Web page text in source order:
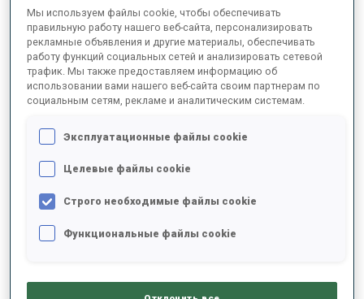
Sjusjoen, Idre, Bessans - this weekend, three of
the powerhouse biathlon nations (Norway,
Sweden, France) are hosting pre-season
competitions and they will have a first test against
their rivals from Italy, Germany and Czechia.
With the home team Norway, Germany, Italy and the Czech
and the broadcast is available worldwide on NRK.
Click here to watch the Sprints (Saturday) and
Mass Starts (Sunday).
Мы используем файлы cookie, чтобы обеспечивать
правильную работу нашего веб-сайта, персонализировать
рекламные объявления и другие материалы, обеспечивать
работу функций социальных сетей и анализировать сетевой
трафик. Мы также предоставляем информацию об
использовании вами нашего веб-сайта своим партнерам по
социальным сетям, рекламе и аналитическим системам.
Эксплуатационные файлы cookie
Целевые файлы cookie
Строго необходимые файлы cookie
Функциональные файлы cookie